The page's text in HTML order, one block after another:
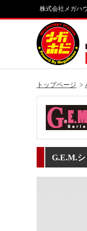
株式会社メガハ
トップページ
G.E.M.